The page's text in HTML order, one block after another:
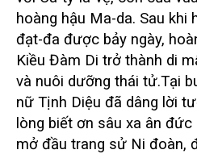
hoàng hậu Ma-da. Sau khi
đạt-đa được bảy ngày,
Kiều Đàm Di trở thành di
và nuôi dưỡng thái tử.Tại
nữ Tịnh Diệu đã dâng lời
lòng biết ơn sâu xa ân
mở đầu trang sử Ni đoàn,